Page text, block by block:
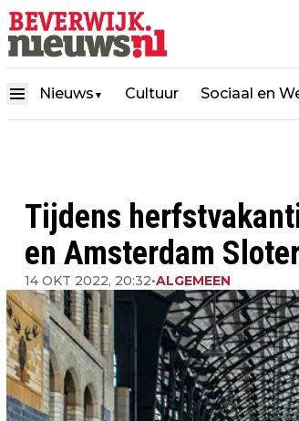
Nieuws ▼ Cultuur Sociaal en
Tijdens
en Amsterdam
14 OKT 2022, 20:32•ALGEMEEN